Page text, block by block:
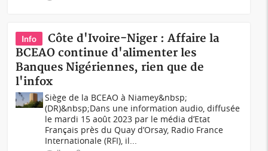
Info
Côte d'Ivoire-Niger : Affaire la
BCEAO continue d'alimenter les
Banques Nigériennes, rien que de
l'infox
Siège de la BCEAO à Niamey&nbsp;
(DR)&nbsp;Dans une information audio, diffusée
le mardi 15 août 2023 par le média d’Etat
Français près du Quay d’Orsay, Radio France
Internationale (RFI), il...